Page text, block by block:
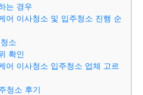
는 경우
어 이사청소 및 입주청소 진행 순
소
확인
어 이사청소 입주청소 업체 고르
청소 후기